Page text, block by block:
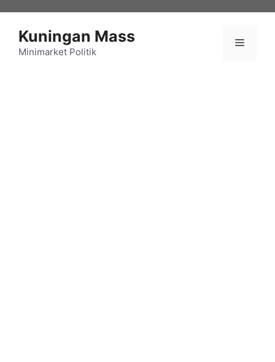
Kuningan Mass
Minimarket Politik
Menu